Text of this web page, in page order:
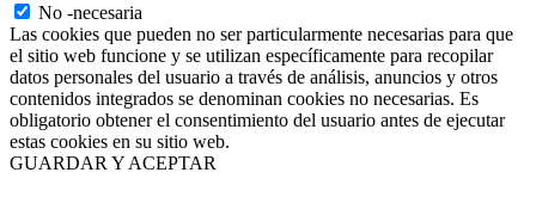
No -necesaria
Las cookies que pueden no ser particularmente necesarias para que
el sitio web funcione y se utilizan específicamente para recopilar
datos personales del usuario a través de análisis, anuncios y otros
contenidos integrados se denominan cookies no necesarias. Es
obligatorio obtener el consentimiento del usuario antes de ejecutar
estas cookies en su sitio web.
GUARDAR Y ACEPTAR